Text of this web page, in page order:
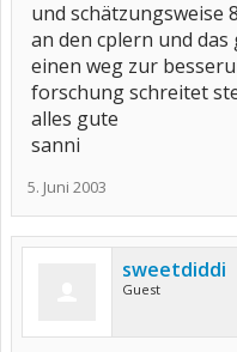
und schätzungsweise
an den cplern und
einen weg zur
forschung schreitet
alles gute
sanni
5. Juni 2003
sweetdiddi
Guest